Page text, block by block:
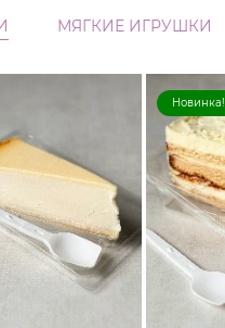
МЯГКИЕ ИГРУШКИ
Новинка!